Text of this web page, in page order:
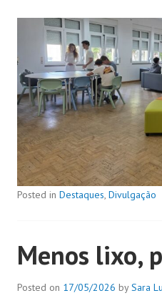
Posted in Destaques, Divulgação
Menos lixo,
Posted on 17/05/2026 bySara